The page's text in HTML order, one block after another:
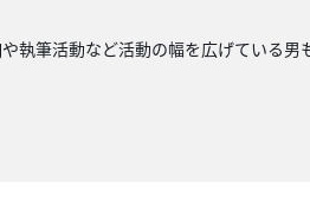
筆活動など活動の幅を広げている男